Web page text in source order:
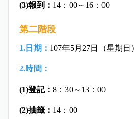
(3)報到： 14：00～16：00
第二階段
1.日期： 107年5月27日（星期日）
2.時間：
(1)登記： 8：30～13：00
(2)抽籤： 14：00